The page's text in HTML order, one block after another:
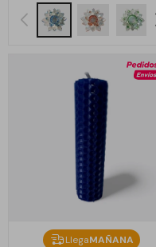
LlegaMAÑANA